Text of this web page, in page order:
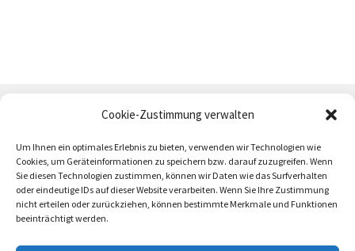
Cookie-Zustimmung verwalten
Um Ihnen ein optimales Erlebnis zu bieten, verwenden wir Technologien wie
Cookies, um Geräteinformationen zu speichern bzw. darauf zuzugreifen. Wenn
Sie diesen Technologien zustimmen, können wir Daten wie das Surfverhalten
oder eindeutige IDs auf dieser Website verarbeiten. Wenn Sie Ihre Zustimmung
nicht erteilen oder zurückziehen, können bestimmte Merkmale und Funktionen
beeinträchtigt werden.
auf
der
Produktseite
gewählt
AGB Zahlung und Versand Impressum